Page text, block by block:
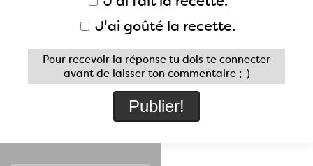
J'ai goûté la recette.
Pour recevoir la réponse tu dois te connecter
avant de laisser ton commentaire ;-)